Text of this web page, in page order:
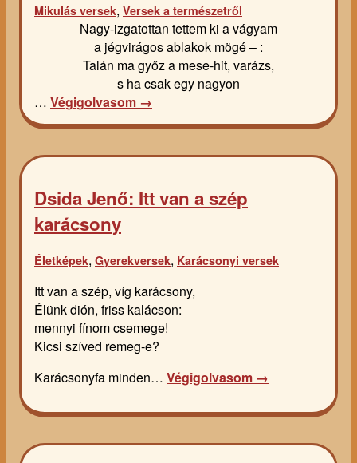
Mikulás versek, Versek a természetről
Nagy-izgatottan tettem ki a vágyam
a jégvirágos ablakok mögé – :
Talán ma győz a mese-hit, varázs,
s ha csak egy nagyon
… Végigolvasom →
Dsida Jenő: Itt van a szép
karácsony
Életképek, Gyerekversek, Karácsonyi versek
Itt van a szép, víg karácsony,
Élünk dión, friss kalácson:
mennyi fínom csemege!
Kicsi szíved remeg-e?
Karácsonyfa minden… Végigolvasom →